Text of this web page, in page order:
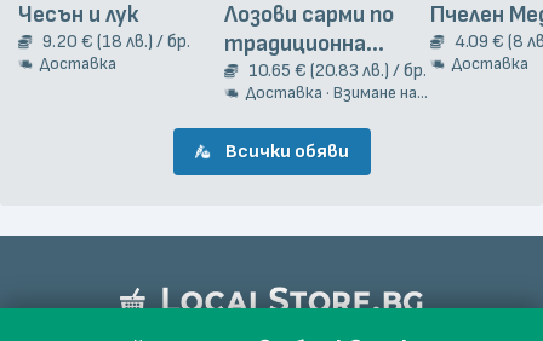
Чесън и лук
9.20 € (18 лв.) / бр.
Доставка
Лозови сарми по
традиционна
гръцка рецепта
2кг.
10.65 € (20.83 лв.) / бр.
Доставка · Взимане на място
Пчелен
4.09 € (8
Доставка
Всички обяви